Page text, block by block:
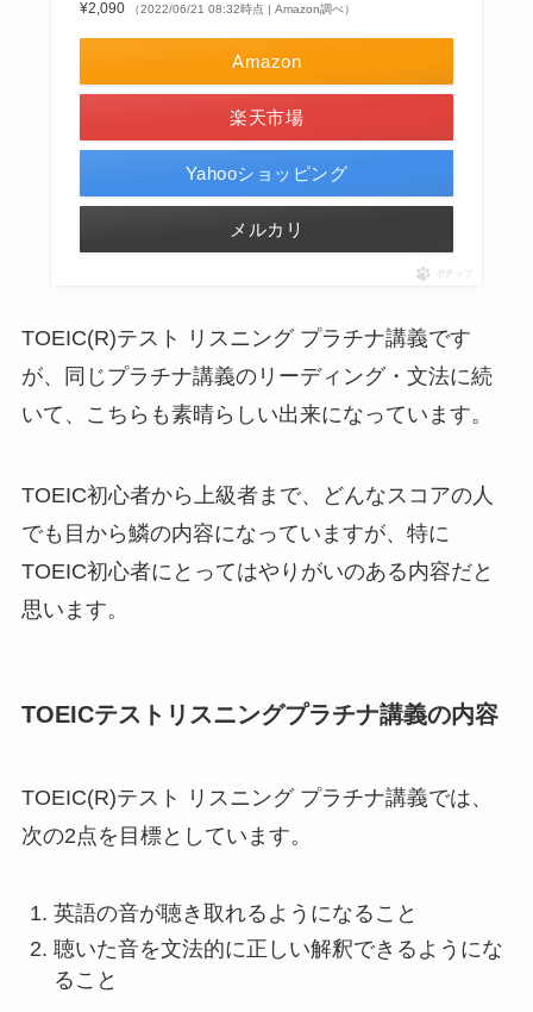
¥2,090
（2022/06/21 08:32時点 | Amazon調べ）
Amazon
楽天市場
Yahooショッピング
メルカリ
ポチップ
TOEIC(R)テスト リスニング プラチナ講義です
が、同じプラチナ講義のリーディング・文法に続
いて、こちらも素晴らしい出来になっています。
TOEIC初心者から上級者まで、どんなスコアの人
でも目から鱗の内容になっていますが、特に
TOEIC初心者にとってはやりがいのある内容だと
思います。
TOEICテストリスニングプラチナ講義の内容
TOEIC(R)テスト リスニング プラチナ講義では、
次の2点を目標としています。
英語の音が聴き取れるようになること
聴いた音を文法的に正しい解釈できるようにな
ること